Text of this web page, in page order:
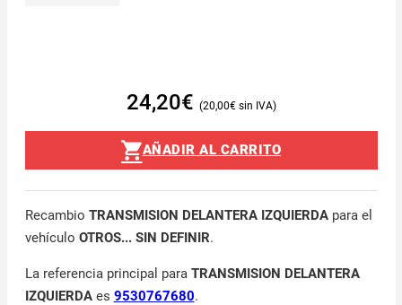
24,20€ 20,00€
AÑADIR AL CARRITO
Recambio TRANSMISION DELANTERA IZQUIERDApara el
vehículo OTROS... SIN DEFINIR.
La referencia principal para TRANSMISION DELANTERA
IZQUIERDAes 9530767680.